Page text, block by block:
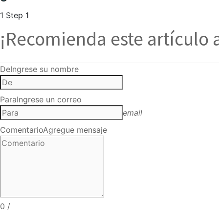
1 Step 1
¡Recomienda este artículo
DeIngrese su nombre
ParaIngrese un correo
email
ComentarioAgregue mensaje
0 /